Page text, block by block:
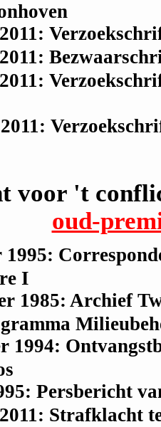
voor 't
oud-
1995:
I
1985: Archief
1994:
Persbericht
Strafklacht